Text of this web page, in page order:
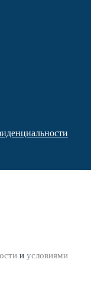
и условиями